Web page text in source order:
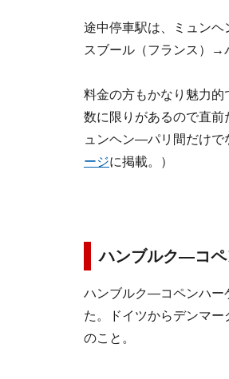
途中停車駅は、ミュン
スブール（フランス）→
料金の方もかなり魅力
数に限りがあるので直前
ュンヘン―パリ間だけで
ージに掲載。）
ハンブルク―コペ
ハンブルク―コペンハー
た。ドイツからデンマ
のこと。